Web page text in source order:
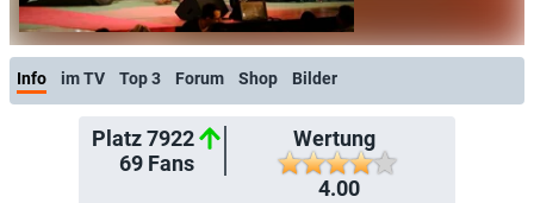
Info im TV Top 3 Forum Shop Bilder
Platz 7922
69Fans
Wertung
4.00